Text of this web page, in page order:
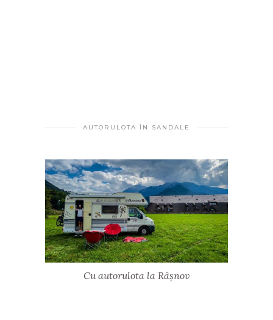
AUTORULOTA ÎN SANDALE
Cu autorulota la Râșnov